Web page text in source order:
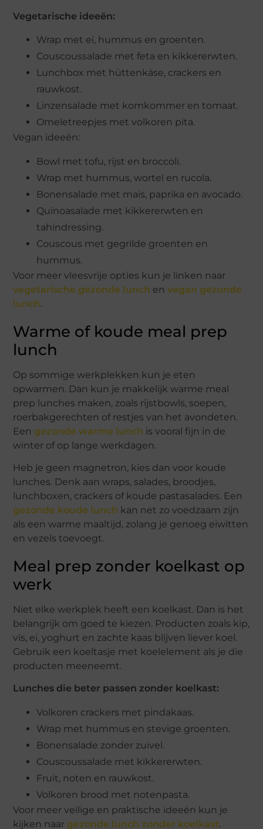
Vegetarische ideeën:
Wrap met ei, hummus en groenten.
Couscoussalade met feta en kikkererwten.
Lunchbox met hüttenkäse, crackers en
rauwkost.
Linzensalade met komkommer en tomaat.
Omeletreepjes met volkoren pita.
Vegan ideeën:
Bowl met tofu, rijst en broccoli.
Wrap met hummus, wortel en rucola.
Bonensalade met mais, paprika en avocado.
Quinoasalade met kikkererwten en
tahindressing.
Couscous met gegrilde groenten en
hummus.
Voor meer vleesvrije opties kun je linken naar
vegetarische gezonde lunch envegan gezonde
lunch.
Warme of koude meal prep
lunch
Op sommige werkplekken kun je eten
opwarmen. Dan kun je makkelijk warme meal
prep lunches maken, zoals rijstbowls, soepen,
roerbakgerechten of restjes van het avondeten.
Een gezonde warme lunch is vooral fijn in de
winter of op lange werkdagen.
Heb je geen magnetron, kies dan voor koude
lunches. Denk aan wraps, salades, broodjes,
lunchboxen, crackers of koude pastasalades. Een
gezonde koude lunch kan net zo voedzaam zijn
als een warme maaltijd, zolang je genoeg eiwitten
en vezels toevoegt.
Meal prep zonder koelkast op
werk
Niet elke werkplek heeft een koelkast. Dan is het
belangrijk om goed te kiezen. Producten zoals kip,
vis, ei, yoghurt en zachte kaas blijven liever koel.
Gebruik een koeltasje met koelelement als je die
producten meeneemt.
Lunches die beter passen zonder koelkast:
Volkoren crackers met pindakaas.
Wrap met hummus en stevige groenten.
Bonensalade zonder zuivel.
Couscoussalade met kikkererwten.
Fruit, noten en rauwkost.
Volkoren brood met notenpasta.
Voor meer veilige en praktische ideeën kun je
kijken naar gezonde lunch zonder koelkast.